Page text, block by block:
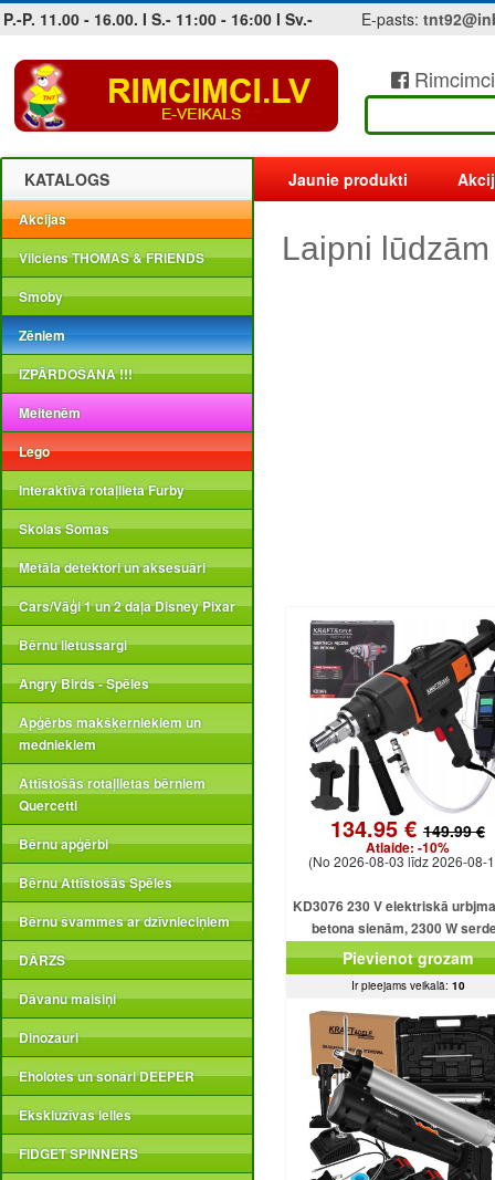
P.-P. 11.00 - 16.00. I S.- 11:00 - 16:00 I Sv.- E-pasts:
Jobs at sea and maritime vacancies
KATALOGS
Akcijas
Vilciens THOMAS & FRIENDS
Smoby
Zēniem
IZPĀRDOŠANA !!!
Meitenēm
Lego
Interaktīvā rotaļlieta Furby
Skolas Somas
Metāla detektori un aksesuāri
Cars/Vāģi 1 un 2 daļa Disney Pixar
Bērnu lietussargi
Angry Birds - Spēles
Apģērbs makšķerniekiem un
medniekiem
Attīstošās rotaļlietas bērniem
Quercetti
Bērnu apģērbi
Bērnu Attīstošās Spēles
Bērnu švammes ar dzīvnieciņiem
DĀRZS
Dāvanu maisiņi
Dinozauri
Eholotes un sonāri DEEPER
Ekskluzīvas lelles
FIDGET SPINNERS
Jaunie produkti
Laipni
134.95 € 149.99 €
Atlaide: -10%
(No 2026-08-03 līdz 2026-08-
KD3076 230 V elektriskā
betona sienām, 2300 W
urbjmašīna ar dzesēšanu
Pievienot grozam
Ir pieejams veikalā: 10